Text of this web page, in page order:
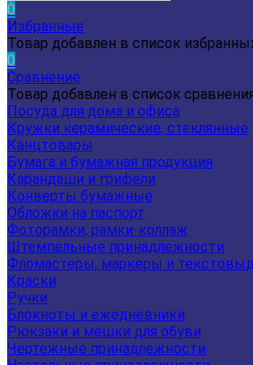
0
Избранные
Товар добавлен в список
0
Сравнение
Товар добавлен в список
Посуда для дома и офиса
Кружки керамические, стеклянные
Канцтовары
Бумага и бумажная продукция
Карандаши и грифели
Конверты бумажные
Обложки на паспорт
Фоторамки, рамки-коллаж
Штемпельные принадлежности
Фломастеры, маркеры и
Краски
Ручки
Блокноты и ежедневники
Рюкзаки и мешки для обуви
Чертежные принадлежности